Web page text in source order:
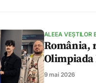
ALEEA VEȘTILOR
România,
Olimpiada
9 mai 2026